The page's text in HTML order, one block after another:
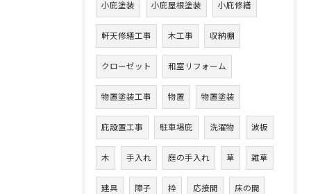
小庇塗装 小庇屋根塗装 小庇修繕
軒天修繕工事 木工事 収納棚
クローゼット 和室リフォーム
物置塗装工事 物置 物置塗装
庇設置工事 駐車場庇 洗濯物 波板
木 手入れ 庭の手入れ 草 雑草
建具 障子 枠 応接間 床の間